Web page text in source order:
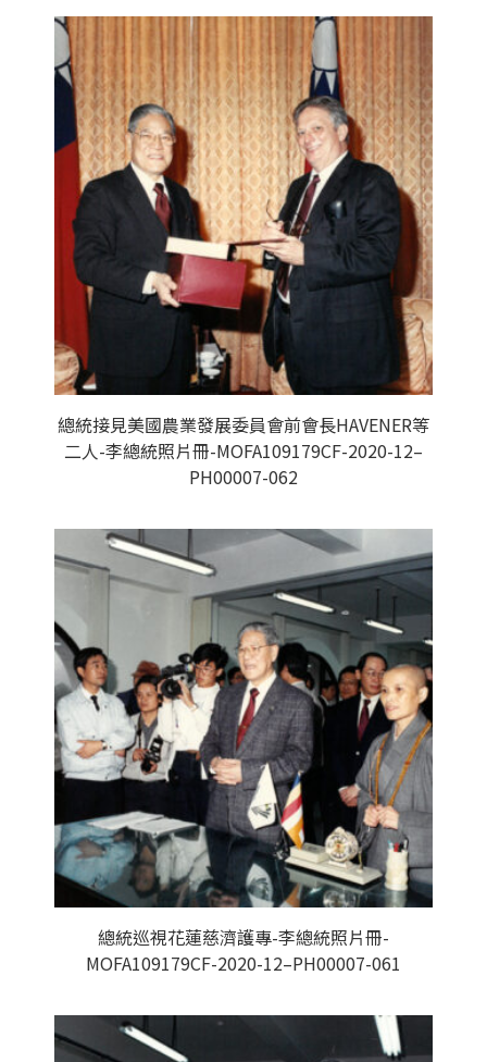
總統接見美國農業發展委員會前會長HAVENER等
二人-李總統照片冊-MOFA109179CF-2020-12–
PH00007-062
總統巡視花蓮慈濟護專-李總統照片冊-
MOFA109179CF-2020-12–PH00007-061